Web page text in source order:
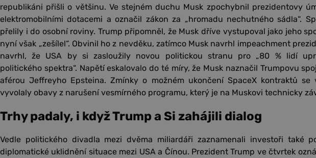
republikáni přišli o většinu. Ve stejném duchu Musk zpochybnil prezidentovy
elektromobilními dotacemi a označil zákon za „hromadu nechutného sádla“.
přelily i do osobní roviny. Trump připomněl, že Musk dříve vystupoval jako jeho
nyní však „zešílel“. Obvinil ho z nevděku, zatímco Musk navrhl impeachment
navrhl, že USA by si zasloužily novou politickou stranu pro „80 % lidí
politického spektra“. Napětí eskalovalo do té míry, že Musk naznačil Trumpovu
aférou Jeffreyho Epsteina. Zmínky o možném ukončení SpaceX kontraktů se
vyvolaly obavy z narušení vesmírného programu, který je na Muskovi technicky
Trhy padaly, i když Trump a Si zahájili dialog
Vedle politického divadla mezi dvěma miliardáři zaznamenali investoři také
diplomatické uklidnění situace mezi USA a Čínou. Prezident Trump ve čtvrtek